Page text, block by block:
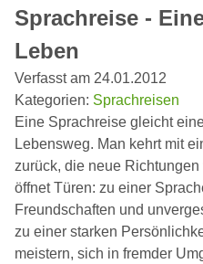
Sprachreise -
Leben
Verfasst am 24.01.2012
Kategorien: Sprachreisen
Eine Sprachreise gleicht
Lebensweg. Man kehrt mit
zurück, die neue
öffnet Türen: zu einer
Freundschaften und
zu einer starken
meistern, sich in fremder